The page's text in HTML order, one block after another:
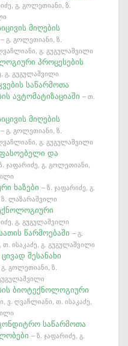
გ. გოლეთიანი, ზ.
მიღების
– გ. გოლეთიანი, ზ.
გ. გუგულაშვილი
პროცესების
გ. გუგულაშვილი
საწარმოთა
ავტომატიზაციაში– თ.
მიღების
– გ. გოლეთიანი, ზ.
გ. გუგულაშვილი
და
ჯაფარიძე, გ. გოლეთიანი,
ხაზები– ზ. ჯაფარიძე, გ.
ლაზარაშვილი
გ. გუგულაშვილი
წარმოებაში– გ.
ისაკაძე, გ. გუგულაშვილი
შესანახი
გ. გოლეთიანი, ზ.
ბიოტექნოლოგიური
ვ. ღვაჩლიანი, თ. ისაკაძე,
საწარმოთა
– ზ. ჯაფარიძე, გ.